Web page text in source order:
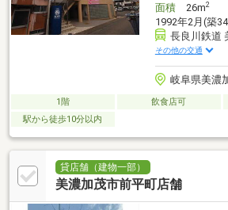
面積26m2
1992年2月(築
長良川鉄道
その他の交通
岐阜県美濃
1階 飲食店可
駅から徒歩10分以内
貸店舗（建物一部）
美濃加茂市前平町店舗